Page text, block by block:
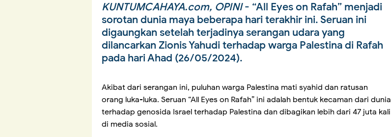
KUNTUMCAHAYA.com, OPINI- “All Eyes on Rafah” menjadi
sorotan dunia maya beberapa hari terakhir ini. Seruan ini
digaungkan setelah terjadinya serangan udara yang
dilancarkan Zionis Yahudi terhadap warga Palestina di Rafah
pada hari Ahad (26/05/2024).
Akibat dari serangan ini, puluhan warga Palestina mati syahid dan ratusan
orang luka-luka. Seruan “All Eyes on Rafah” ini adalah bentuk kecaman dari dunia
terhadap genosida Israel terhadap Palestina dan dibagikan lebih dari 47 juta kali
di media sosial.